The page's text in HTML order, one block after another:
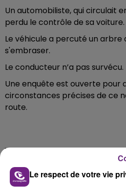
Un automobiliste, qui circulait
perdu le contrôle de sa voiture.
Le véhicule a percuté un
s'embraser.
Le conducteur n’a pas survécu.
Une enquête est ouverte pour
circonstances précises de ce
route.
Le respect de votre vie